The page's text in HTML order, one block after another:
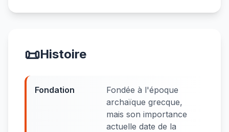
📜Histoire
Fondation
Fondée à l'époque
archaïque grecque,
mais son importance
actuelle date de la